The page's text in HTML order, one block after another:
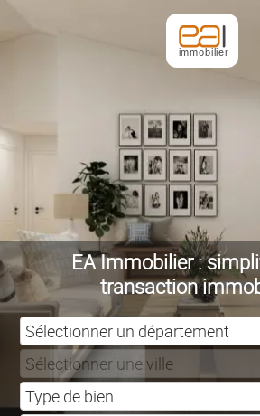
EA Immobilier :
transaction